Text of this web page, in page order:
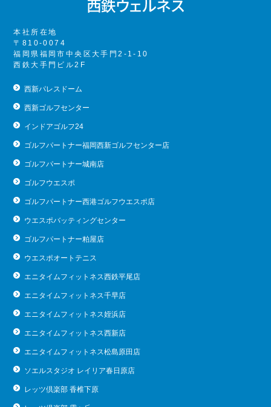
本社所在地
〒810-0074
福岡県福岡市中央区大手門2-1-10
西鉄大手門ビル2F
西新パレスドーム
西新ゴルフセンター
インドアゴルフ24
ゴルフパートナー福岡西新ゴルフセンター店
ゴルフパートナー城南店
ゴルフウエスポ
ゴルフパートナー西港ゴルフウエスポ店
ウエスポバッティングセンター
ゴルフパートナー粕屋店
ウエスポオートテニス
エニタイムフィットネス西鉄平尾店
エニタイムフィットネス千早店
エニタイムフィットネス姪浜店
エニタイムフィットネス西新店
エニタイムフィットネス松島原田店
ソエルスタジオ レイリア春日原店
レッツ倶楽部 香椎下原